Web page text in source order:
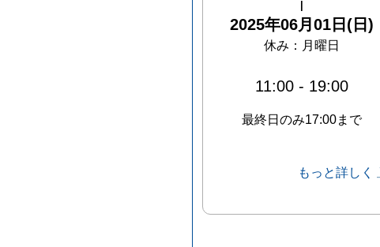
2025年06月01日(日)
休み： 月曜日
11:00- 19:00
最終日のみ17:00まで
もっと詳しく